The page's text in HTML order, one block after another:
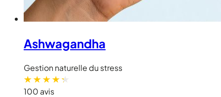
Ashwagandha
Gestion naturelle du stress
100 avis